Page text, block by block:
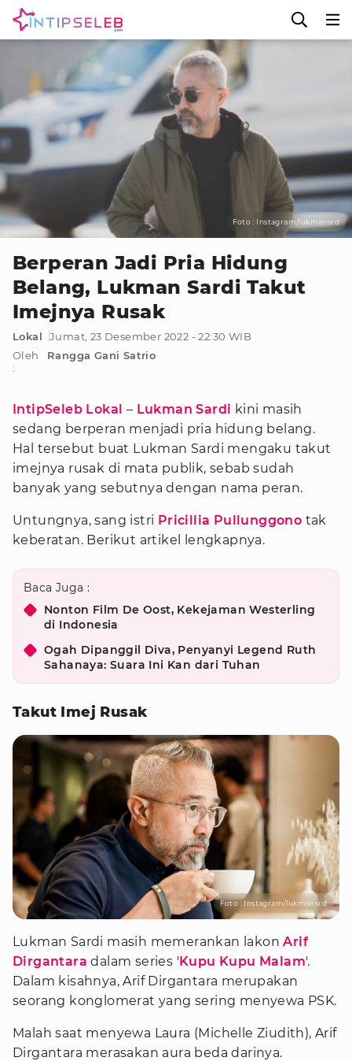
Foto : Instagram/lukmansrd
Berperan Jadi Pria Hidung
Belang, Lukman Sardi Takut
Imejnya Rusak
Lokal
Jumat, 23 Desember 2022 - 22:30 WIB
Oleh
:
Rangga Gani Satrio
IntipSeleb Lokal – Lukman Sardi kini masih
sedang berperan menjadi pria hidung belang.
Hal tersebut buat Lukman Sardi mengaku takut
imejnya rusak di mata publik, sebab sudah
banyak yang sebutnya dengan nama peran.
Untungnya, sang istri Pricillia Pullunggono tak
keberatan. Berikut artikel lengkapnya.
Baca Juga :
Nonton Film De Oost, Kekejaman Westerling
di Indonesia
Ogah Dipanggil Diva, Penyanyi Legend Ruth
Sahanaya: Suara Ini Kan dari Tuhan
Takut Imej Rusak
Foto : Instagram/lukmansrd
Lukman Sardi masih memerankan lakonArif
Dirgantara dalam series 'Kupu Kupu Malam'.
Dalam kisahnya, Arif Dirgantara merupakan
seorang konglomerat yang sering menyewa PSK.
Malah saat menyewa Laura (Michelle Ziudith), Arif
Dirgantara merasakan aura beda darinya.